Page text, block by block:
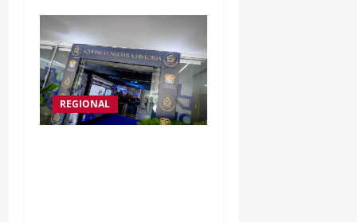
REGIONAL